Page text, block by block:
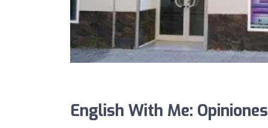
English With Me: Opiniones